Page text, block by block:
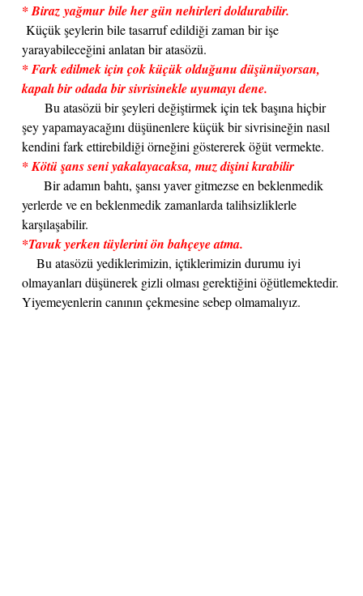
* Biraz yağmur bile her gün nehirleri doldurabilir.
Küçük şeylerin bile tasarruf edildiği zaman bir işe
yarayabileceğini anlatan bir atasözü.
* Fark edilmek için çok küçük olduğunu düşünüyorsan,
kapalı bir odada bir sivrisinekle uyumayı dene.
Bu atasözü bir şeyleri değiştirmek için tek başına hiçbir
şey yapamayacağını düşünenlere küçük bir sivrisineğin nasıl
kendini fark ettirebildiği örneğini göstererek öğüt vermekte.
* Kötü şans seni yakalayacaksa, muz dişini kırabilir
Bir adamın bahtı, şansı yaver gitmezse en beklenmedik
yerlerde ve en beklenmedik zamanlarda talihsizliklerle
karşılaşabilir.
*Tavuk yerken tüylerini ön bahçeye atma.
Bu atasözü yediklerimizin, içtiklerimizin durumu iyi
olmayanları düşünerek gizli olması gerektiğini öğütlemektedir.
Yiyemeyenlerin canının çekmesine sebep olmamalıyız.